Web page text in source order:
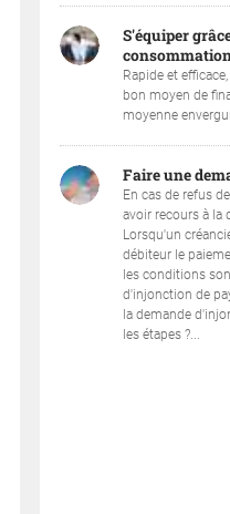
S'équiper
Rapide et
bon moyen de
moyenne
Faire une
En cas de refus
avoir recours à la
Lorsqu'un
débiteur le
les conditions
d'injonction de
la demande
les étapes ?...